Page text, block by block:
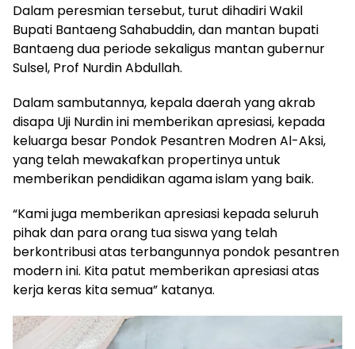
Dalam peresmian tersebut, turut dihadiri Wakil
Bupati Bantaeng Sahabuddin, dan mantan bupati
Bantaeng dua periode sekaligus mantan gubernur
Sulsel, Prof Nurdin Abdullah.
Dalam sambutannya, kepala daerah yang akrab
disapa Uji Nurdin ini memberikan apresiasi, kepada
keluarga besar Pondok Pesantren Modren Al-Aksi,
yang telah mewakafkan propertinya untuk
memberikan pendidikan agama islam yang baik.
“Kami juga memberikan apresiasi kepada seluruh
pihak dan para orang tua siswa yang telah
berkontribusi atas terbangunnya pondok pesantren
modern ini. Kita patut memberikan apresiasi atas
kerja keras kita semua” katanya.